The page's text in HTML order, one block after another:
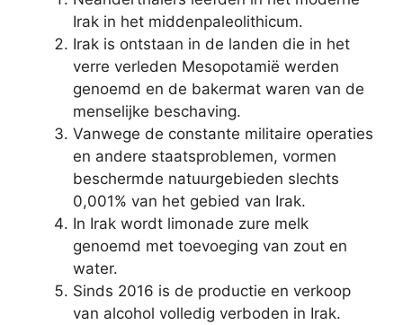
Irak in het middenpaleolithicum.
Irak is ontstaan ​​in de landen die in het
verre verleden Mesopotamië werden
genoemd en de bakermat waren van de
menselijke beschaving.
Vanwege de constante militaire operaties
en andere staatsproblemen, vormen
beschermde natuurgebieden slechts
0,001% van het gebied van Irak.
In Irak wordt limonade zure melk
genoemd met toevoeging van zout en
water.
Sinds 2016 is de productie en verkoop
van alcohol volledig verboden in Irak.